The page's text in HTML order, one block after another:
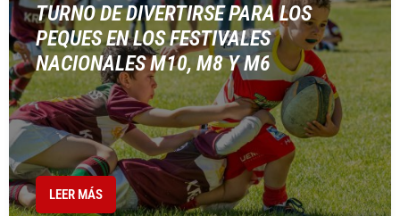
TURNO DE DIVERTIRSE PARA LOS
PEQUES EN LOS FESTIVALES
NACIONALES M10, M8 Y M6
LEER MÁS